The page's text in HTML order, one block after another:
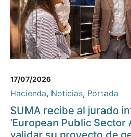
17/07/2026
Hacienda, Noticias, Portada
SUMA recibe al jurado
‘European Public Sector